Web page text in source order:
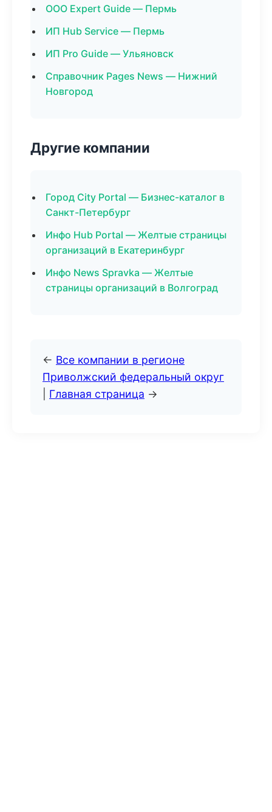
ООО Expert Guide — Пермь
ИП Hub Service — Пермь
ИП Pro Guide — Ульяновск
Справочник Pages News — Нижний
Новгород
Другие компании
Город City Portal — Бизнес-каталог в
Санкт-Петербург
Инфо Hub Portal — Желтые страницы
организаций в Екатеринбург
Инфо News Spravka — Желтые
страницы организаций в Волгоград
← Все компании в регионе
Приволжский федеральный округ
Главная страница →